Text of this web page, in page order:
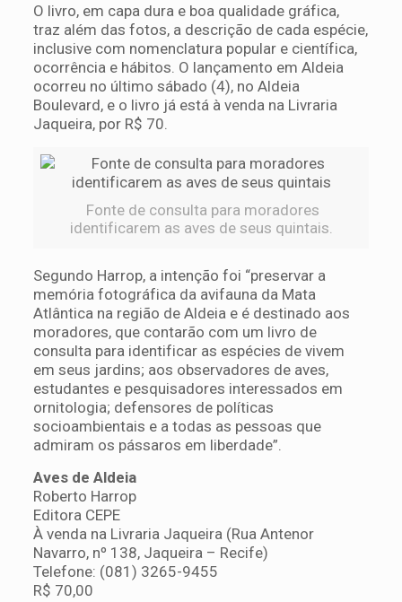
O livro, em capa dura e boa qualidade gráfica,
traz além das fotos, a descrição de cada espécie,
inclusive com nomenclatura popular e científica,
ocorrência e hábitos. O lançamento em Aldeia
ocorreu no último sábado (4), no Aldeia
Boulevard, e o livro já está à venda na Livraria
Jaqueira, por R$ 70.
Fonte de consulta para moradores
identificarem as aves de seus quintais.
Segundo Harrop, a intenção foi “preservar a
memória fotográfica da avifauna da Mata
Atlântica na região de Aldeia e é destinado aos
moradores, que contarão com um livro de
consulta para identificar as espécies de vivem
em seus jardins; aos observadores de aves,
estudantes e pesquisadores interessados em
ornitologia; defensores de políticas
socioambientais e a todas as pessoas que
admiram os pássaros em liberdade”.
Aves de Aldeia
Roberto Harrop
Editora CEPE
À venda na Livraria Jaqueira (Rua Antenor
Navarro, nº 138, Jaqueira – Recife)
Telefone: (081) 3265-9455
R$ 70,00